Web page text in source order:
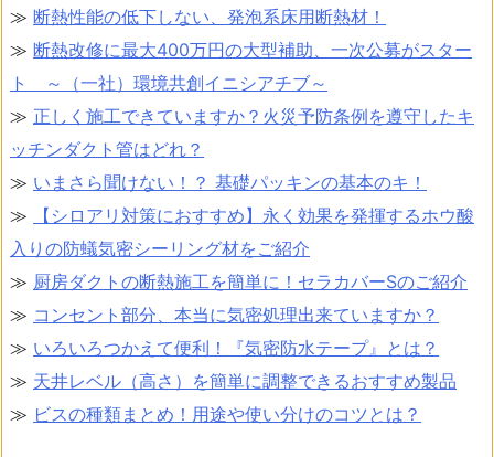
≫ 断熱性能の低下しない、発泡系床用断熱材！
≫ 断熱改修に最大400万円の大型補助、一次公募がスター
ト ～（一社）環境共創イニシアチブ～
≫ 正しく施工できていますか？火災予防条例を遵守したキ
ッチンダクト管はどれ？
≫ いまさら聞けない！？ 基礎パッキンの基本のキ！
≫
【シロアリ対策におすすめ】永く効果を発揮するホウ酸
入りの防蟻気密シーリング材をご紹介
≫ 厨房ダクトの断熱施工を簡単に！セラカバーSのご紹介
≫ コンセント部分、本当に気密処理出来ていますか？
≫ いろいろつかえて便利！『気密防水テープ』とは？
≫ 天井レベル（高さ）を簡単に調整できるおすすめ製品
≫ ビスの種類まとめ！用途や使い分けのコツとは？